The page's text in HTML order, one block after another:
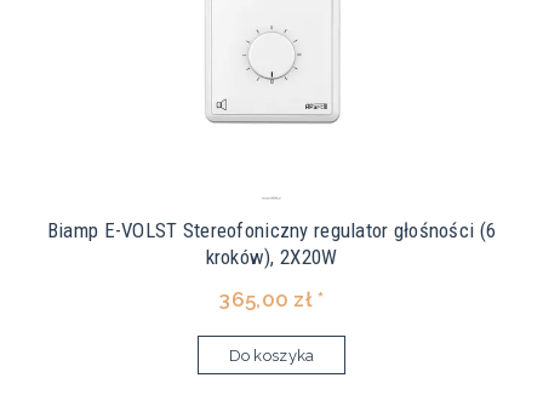
Biamp E-VOLST Stereofoniczny regulator głośności (6
kroków), 2X20W
365,00 zł *
Do koszyka